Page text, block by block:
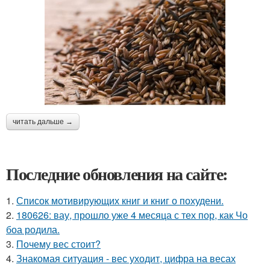
читать дальше →
Последние обновления на сайте:
1. Список мотивирующих книг и книг о похудени.
2. 180626: вау, прошло уже 4 месяца с тех пор, как Чо
боа родила.
3. Почему вес стоит?
4. Знакомая ситуация - вес уходит, цифра на весах